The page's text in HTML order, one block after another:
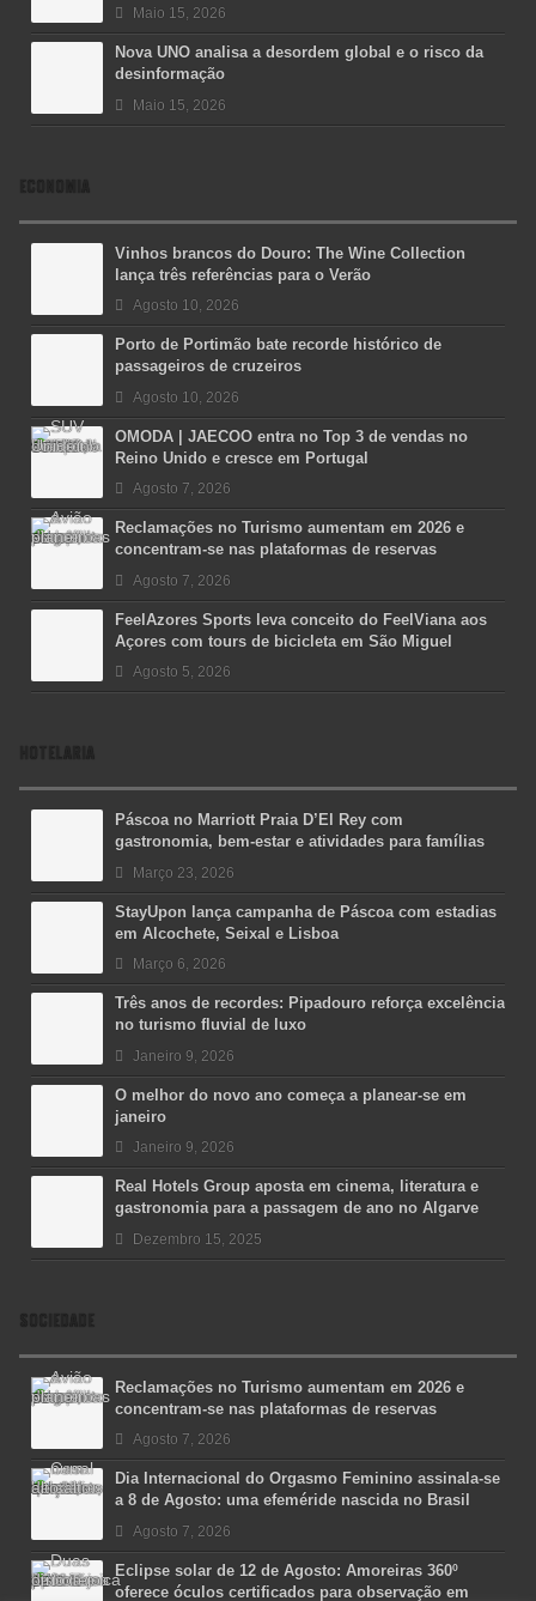
Maio 15, 2026
Nova UNO analisa a desordem global e o risco da
desinformação
Maio 15, 2026
ECONOMIA
Vinhos brancos do Douro: The Wine Collection
lança três referências para o Verão
Agosto 10, 2026
Porto de Portimão bate recorde histórico de
passageiros de cruzeiros
Agosto 10, 2026
OMODA | JAECOO entra no Top 3 de vendas no
Reino Unido e cresce em Portugal
Agosto 7, 2026
Reclamações no Turismo aumentam em 2026 e
concentram-se nas plataformas de reservas
Agosto 7, 2026
FeelAzores Sports leva conceito do FeelViana aos
Açores com tours de bicicleta em São Miguel
Agosto 5, 2026
HOTELARIA
Páscoa no Marriott Praia D’El Rey com
gastronomia, bem-estar e atividades para famílias
Março 23, 2026
StayUpon lança campanha de Páscoa com estadias
em Alcochete, Seixal e Lisboa
Março 6, 2026
Três anos de recordes: Pipadouro reforça excelência
no turismo fluvial de luxo
Janeiro 9, 2026
O melhor do novo ano começa a planear-se em
janeiro
Janeiro 9, 2026
Real Hotels Group aposta em cinema, literatura e
gastronomia para a passagem de ano no Algarve
Dezembro 15, 2025
SOCIEDADE
Reclamações no Turismo aumentam em 2026 e
concentram-se nas plataformas de reservas
Agosto 7, 2026
Dia Internacional do Orgasmo Feminino assinala-se
a 8 de Agosto: uma efeméride nascida no Brasil
Agosto 7, 2026
Eclipse solar de 12 de Agosto: Amoreiras 360º
oferece óculos certificados para observação em